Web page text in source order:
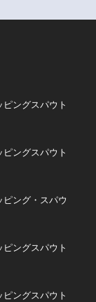
ピングスパウト
ピングスパウト
ピング・スパウ
ピングスパウト
ピングスパウト